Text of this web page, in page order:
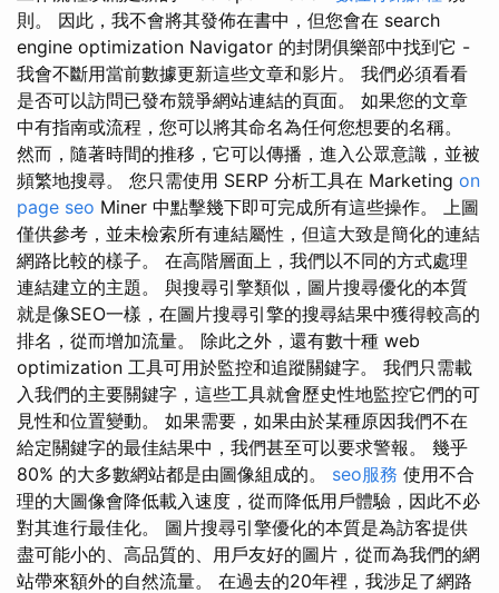
則。 因此，我不會將其發佈在書中，但您會在 search
engine optimization Navigator 的封閉俱樂部中找到它 -
我會不斷用當前數據更新這些文章和影片。 我們必須看看
是否可以訪問已發布競爭網站連結的頁面。 如果您的文章
中有指南或流程，您可以將其命名為任何您想要的名稱。
然而，隨著時間的推移，它可以傳播，進入公眾意識，並被
頻繁地搜尋。 您只需使用 SERP 分析工具在 Marketing on
page seo Miner 中點擊幾下即可完成所有這些操作。 上圖
僅供參考，並未檢索所有連結屬性，但這大致是簡化的連結
網路比較的樣子。 在高階層面上，我們以不同的方式處理
連結建立的主題。 與搜尋引擎類似，圖片搜尋優化的本質
就是像SEO一樣，在圖片搜尋引擎的搜尋結果中獲得較高的
排名，從而增加流量。 除此之外，還有數十種 web
optimization 工具可用於監控和追蹤關鍵字。 我們只需載
入我們的主要關鍵字，這些工具就會歷史性地監控它們的可
見性和位置變動。 如果需要，如果由於某種原因我們不在
給定關鍵字的最佳結果中，我們甚至可以要求警報。 幾乎
80% 的大多數網站都是由圖像組成的。 seo服務 使用不合
理的大圖像會降低載入速度，從而降低用戶體驗，因此不必
對其進行最佳化。 圖片搜尋引擎優化的本質是為訪客提供
盡可能小的、高品質的、用戶友好的圖片，從而為我們的網
站帶來額外的自然流量。 在過去的20年裡，我涉足了網路